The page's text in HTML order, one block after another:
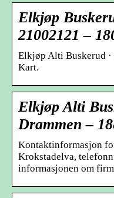
Elkjøp
21002121 –
Elkjøp Alti Buskerud ·
Kart.
Elkjøp Alti
Drammen –
Kontaktinformasjon
Krokstadelva,
informasjonen om